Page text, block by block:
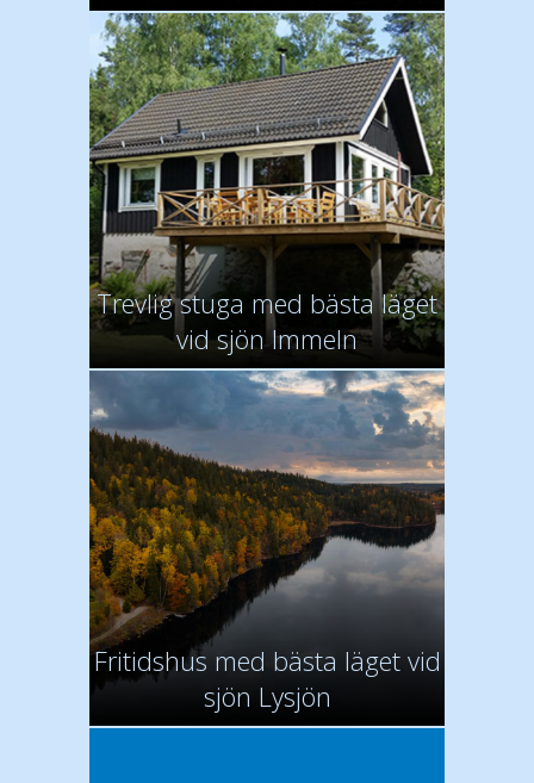
Trevlig stuga med bästa läget
vid sjön Immeln
Fritidshus med bästa läget vid
sjön Lysjön